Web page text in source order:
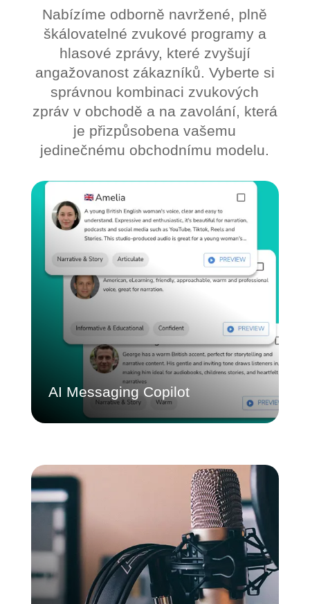
Nabízíme odborně navržené, plně
škálovatelné zvukové programy a
hlasové zprávy, které zvyšují
angažovanost zákazníků. Vyberte si
správnou kombinaci zvukových
zpráv v obchodě a na zavolání, která
je přizpůsobena vašemu
jedinečnému obchodnímu modelu.
AI Messaging Copilot
AI Messaging Copilot
Využijte umělou inteligenci k okamžitému
vytváření a nasazování obsahu na všech
místech. Zajišťuje konzistenci značky a
Dozvědět se více
Reklamní spoty
Nasazuje synchronizované propagační
zvuky v souladu se značkou v rámci
komplexního globálního retailu. Řídí
konverze a vaši marketingovou strategii na
každém místě.